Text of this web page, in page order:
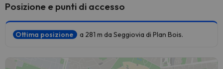
Posizione e punti di accesso
Ottima posizione a 281 m da Seggiovia di Plan Bois.